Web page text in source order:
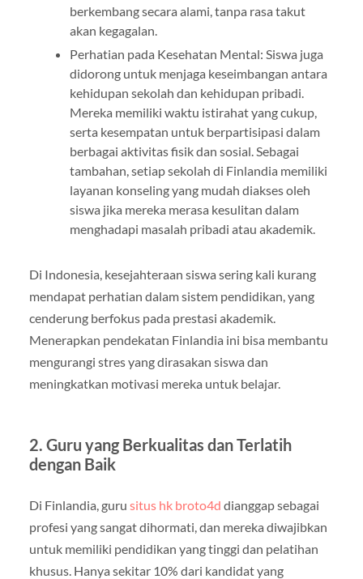
berkembang secara alami, tanpa rasa takut
akan kegagalan.
Perhatian pada Kesehatan Mental: Siswa juga
didorong untuk menjaga keseimbangan antara
kehidupan sekolah dan kehidupan pribadi.
Mereka memiliki waktu istirahat yang cukup,
serta kesempatan untuk berpartisipasi dalam
berbagai aktivitas fisik dan sosial. Sebagai
tambahan, setiap sekolah di Finlandia memiliki
layanan konseling yang mudah diakses oleh
siswa jika mereka merasa kesulitan dalam
menghadapi masalah pribadi atau akademik.
Di Indonesia, kesejahteraan siswa sering kali kurang
mendapat perhatian dalam sistem pendidikan, yang
cenderung berfokus pada prestasi akademik.
Menerapkan pendekatan Finlandia ini bisa membantu
mengurangi stres yang dirasakan siswa dan
meningkatkan motivasi mereka untuk belajar.
2. Guru yang Berkualitas dan Terlatih
dengan Baik
Di Finlandia, guru situs hk broto4d dianggap sebagai
profesi yang sangat dihormati, dan mereka diwajibkan
untuk memiliki pendidikan yang tinggi dan pelatihan
khusus. Hanya sekitar 10% dari kandidat yang